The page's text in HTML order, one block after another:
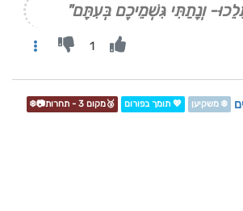
וְנָתַתִּי גִּשְׁמֵיכֶם בְּעִתָּם"
1
❄️ משקיען 💖 תומך בפורום 🥉מקום 3 - תחרות📷❄️